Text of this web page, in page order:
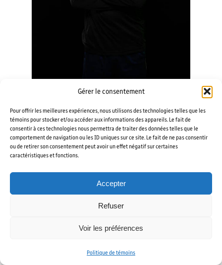
Gérer le consentement
Pour offrir les meilleures expériences, nous utilisons des technologies telles que les
témoins pour stocker et/ou accéder aux informations des appareils. Le fait de
consentir à ces technologies nous permettra de traiter des données telles que le
comportement de navigation ou les ID uniques sur ce site. Le fait de ne pas consentir
ou de retirer son consentement peut avoir un effet négatif sur certaines
caractéristiques et fonctions.
Accepter
Refuser
Voir les préférences
Politique de témoins
Sciences, informatiques et
mathématiques